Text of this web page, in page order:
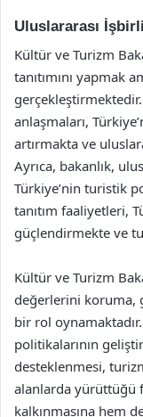
Uluslararası
Kültür ve Turizm
tanıtımını yapmak
anlaşmaları,
artırmakta ve
Ayrıca, bakanlık,
Türkiye’nin turistik
tanıtım faaliyetleri,
güçlendirmekte ve
Kültür ve Turizm
değerlerini koruma,
bir rol
politikalarının
desteklenmesi,
alanlarda yürüttüğü
kalkınmasına hem